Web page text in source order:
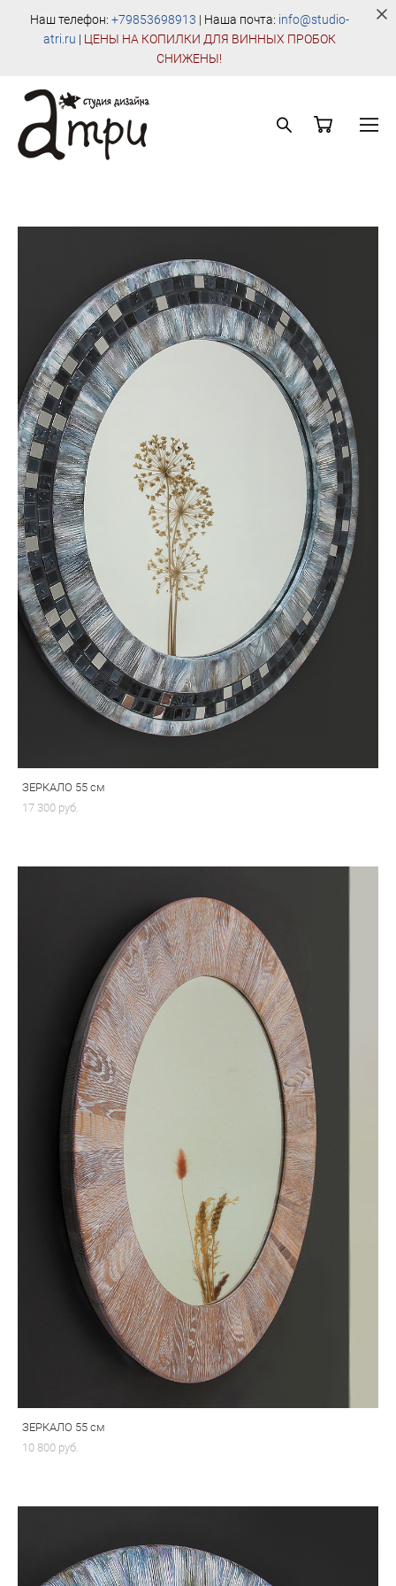
Наш телефон: +79853698913 | Наша почта: info@studio-
atri.ru | ЦЕНЫ НА КОПИЛКИ ДЛЯ ВИННЫХ ПРОБОК
СНИЖЕНЫ!
ЗЕРКАЛО 55 см
17 300 pуб.
ЗЕРКАЛО 55 см
10 800 pуб.